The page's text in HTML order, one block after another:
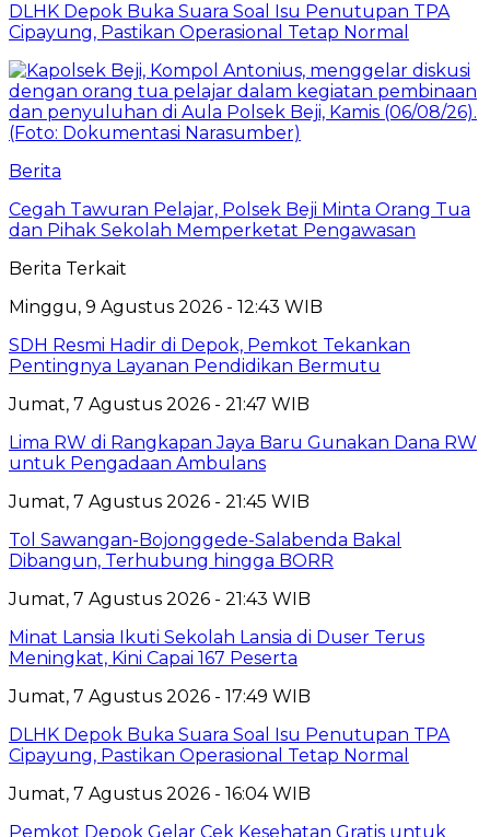
DLHK Depok Buka Suara Soal Isu Penutupan TPA
Cipayung, Pastikan Operasional Tetap Normal
Berita
Cegah Tawuran Pelajar, Polsek Beji Minta Orang Tua
dan Pihak Sekolah Memperketat Pengawasan
Berita Terkait
Minggu, 9 Agustus 2026 - 12:43 WIB
SDH Resmi Hadir di Depok, Pemkot Tekankan
Pentingnya Layanan Pendidikan Bermutu
Jumat, 7 Agustus 2026 - 21:47 WIB
Lima RW di Rangkapan Jaya Baru Gunakan Dana RW
untuk Pengadaan Ambulans
Jumat, 7 Agustus 2026 - 21:45 WIB
Tol Sawangan-Bojonggede-Salabenda Bakal
Dibangun, Terhubung hingga BORR
Jumat, 7 Agustus 2026 - 21:43 WIB
Minat Lansia Ikuti Sekolah Lansia di Duser Terus
Meningkat, Kini Capai 167 Peserta
Jumat, 7 Agustus 2026 - 17:49 WIB
DLHK Depok Buka Suara Soal Isu Penutupan TPA
Cipayung, Pastikan Operasional Tetap Normal
Jumat, 7 Agustus 2026 - 16:04 WIB
Pemkot Depok Gelar Cek Kesehatan Gratis untuk